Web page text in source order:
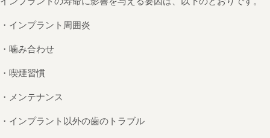
・インプラント周囲炎
・噛み合わせ
・喫煙習慣
・メンテナンス
・インプラント以外の歯のトラブル